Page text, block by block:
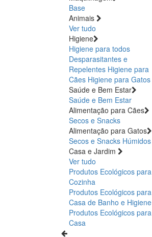
Base
Animais
Ver tudo
Higiene
Higiene para todos
Desparasitantes e
Repelentes Higiene para
Cães Higiene para Gatos
Saúde e Bem Estar
Saúde e Bem Estar
Alimentação para Cães
Secos e Snacks
Alimentação para Gatos
Secos e Snacks Húmidos
Casa e Jardim
Ver tudo
Produtos Ecológicos para
Cozinha
Produtos Ecológicos para
Casa de Banho e Higiene
Produtos Ecológicos para
Casa